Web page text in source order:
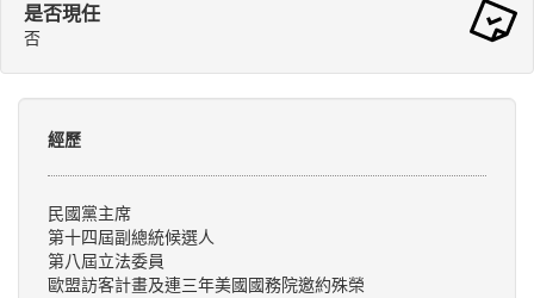
是否現任
否
經歷
民國黨主席
第十四屆副總統候選人
第八屆立法委員
歐盟訪客計畫及連三年美國國務院邀約殊榮